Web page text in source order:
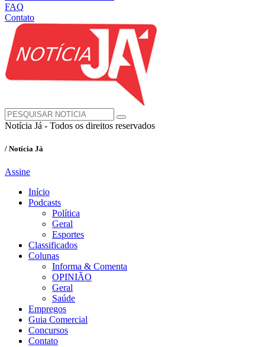
FAQ
Contato
Notícia Já - Todos os direitos reservados
/ Notícia Já
Assine
Início
Podcasts
Política
Geral
Esportes
Classificados
Colunas
Informa & Comenta
OPINIÃO
Geral
Saúde
Empregos
Guia Comercial
Concursos
Contato